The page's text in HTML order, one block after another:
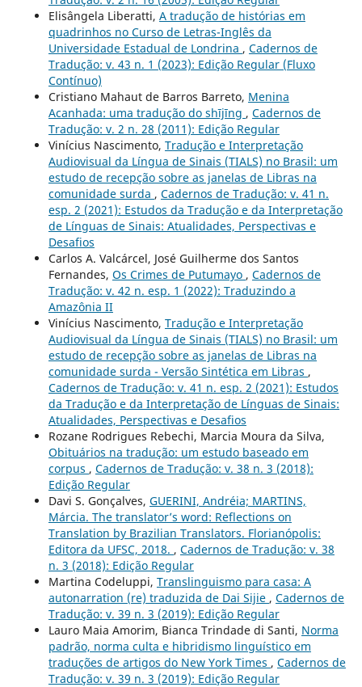
Elisângela Liberatti, A tradução de histórias em
quadrinhos no Curso de Letras-Inglês da
Universidade Estadual de Londrina , Cadernos de
Tradução: v. 43 n. 1 (2023): Edição Regular (Fluxo
Contínuo)
Cristiano Mahaut de Barros Barreto, Menina
Acanhada: uma tradução do shījīng , Cadernos de
Tradução: v. 2 n. 28 (2011): Edição Regular
Vinícius Nascimento, Tradução e Interpretação
Audiovisual da Língua de Sinais (TIALS) no Brasil: um
estudo de recepção sobre as janelas de Libras na
comunidade surda , Cadernos de Tradução: v. 41 n.
esp. 2 (2021): Estudos da Tradução e da Interpretação
de Línguas de Sinais: Atualidades, Perspectivas e
Desafios
Carlos A. Valcárcel, José Guilherme dos Santos
Fernandes, Os Crimes de Putumayo , Cadernos de
Tradução: v. 42 n. esp. 1 (2022): Traduzindo a
Amazônia II
Vinícius Nascimento, Tradução e Interpretação
Audiovisual da Língua de Sinais (TIALS) no Brasil: um
estudo de recepção sobre as janelas de Libras na
comunidade surda - Versão Sintética em Libras ,
Cadernos de Tradução: v. 41 n. esp. 2 (2021): Estudos
da Tradução e da Interpretação de Línguas de Sinais:
Atualidades, Perspectivas e Desafios
Rozane Rodrigues Rebechi, Marcia Moura da Silva,
Obituários na tradução: um estudo baseado em
corpus , Cadernos de Tradução: v. 38 n. 3 (2018):
Edição Regular
Davi S. Gonçalves, GUERINI, Andréia; MARTINS,
Márcia. The translator’s word: Reflections on
Translation by Brazilian Translators. Florianópolis:
Editora da UFSC, 2018. , Cadernos de Tradução: v. 38
n. 3 (2018): Edição Regular
Martina Codeluppi, Translinguismo para casa: A
autonarration (re) traduzida de Dai Sijie , Cadernos de
Tradução: v. 39 n. 3 (2019): Edição Regular
Lauro Maia Amorim, Bianca Trindade di Santi, Norma
padrão, norma culta e hibridismo linguístico em
traduções de artigos do New York Times , Cadernos de
Tradução: v. 39 n. 3 (2019): Edição Regular